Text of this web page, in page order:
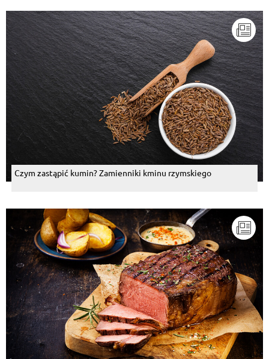
Czym zastąpić kumin? Zamienniki kminu rzymskiego